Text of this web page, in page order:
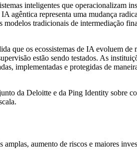
inteligentes que operacionalizam
agêntica representa uma mudança
modelos tradicionais de intermediação
que os ecossistemas de IA evoluem de
estão sendo testados. As
implementadas e protegidas de
da Deloitte e da Ping Identity sobre
aumento de riscos e maiores